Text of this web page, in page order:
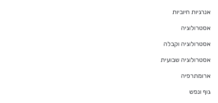
אנרגיות חיוביות
אסטרולוגיה
אסטרולוגיה וקבלה
אסטרולוגיה שבועית
ארומתרפיה
גוף ונפש